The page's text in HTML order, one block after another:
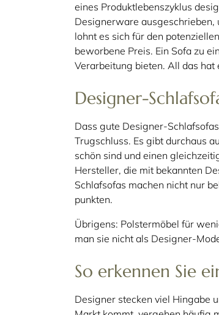
eines Produktlebenszyklus
Designerware ausgeschrieben,
lohnt es sich für den
beworbene Preis. Ein Sofa zu
Verarbeitung bieten. All das hat
Designer-
Dass gute Designer-
Trugschluss. Es gibt durchaus
schön sind und einen
Hersteller, die mit bekannten
Schlafsofas machen nicht nur
punkten.
Übrigens: Polstermöbel für
man sie nicht als Designer-
So erkennen Sie
Designer stecken viel Hingabe